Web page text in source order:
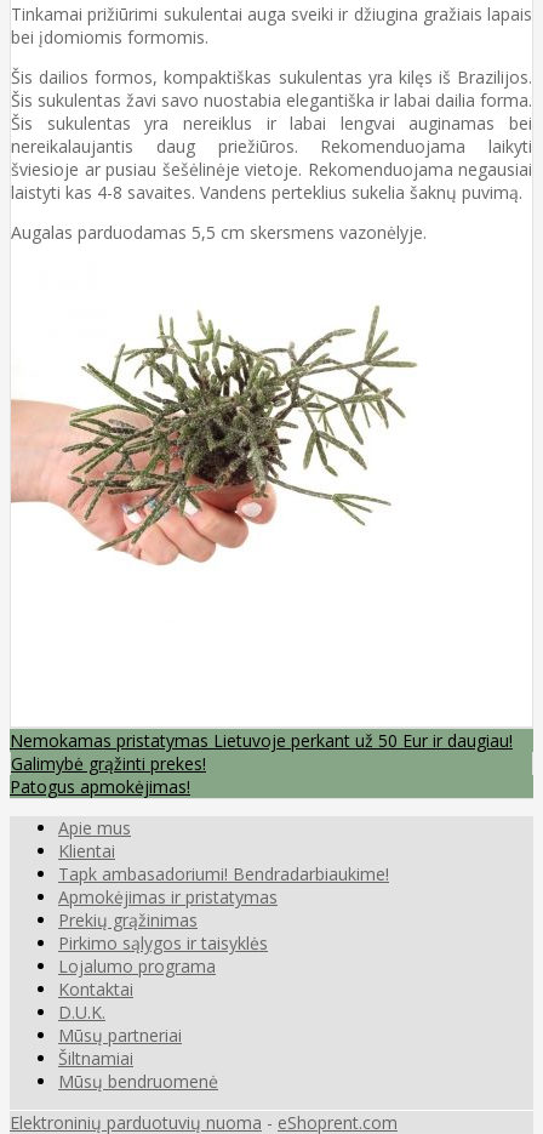
Tinkamai prižiūrimi sukulentai auga sveiki ir džiugina gražiais lapais
bei įdomiomis formomis.
Šis dailios formos, kompaktiškas sukulentas yra kilęs iš Brazilijos.
Šis sukulentas žavi savo nuostabia elegantiška ir labai dailia forma.
Šis sukulentas yra nereiklus ir labai lengvai auginamas bei
nereikalaujantis daug priežiūros. Rekomenduojama laikyti
šviesioje ar pusiau šešėlinėje vietoje. Rekomenduojama negausiai
laistyti kas 4-8 savaites. Vandens perteklius sukelia šaknų puvimą.
Augalas parduodamas 5,5 cm skersmens vazonėlyje.
Nemokamas pristatymas Lietuvoje perkant už 50 Eur ir daugiau!
Galimybė grąžinti prekes!
Patogus apmokėjimas!
Apie mus
Klientai
Tapk ambasadoriumi! Bendradarbiaukime!
Apmokėjimas ir pristatymas
Prekių grąžinimas
Pirkimo sąlygos ir taisyklės
Lojalumo programa
Kontaktai
D.U.K.
Mūsų partneriai
Šiltnamiai
Mūsų bendruomenė
Elektroninių parduotuvių nuoma - eShoprent.com